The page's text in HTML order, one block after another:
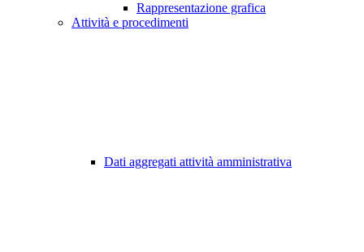
Rappresentazione grafica
Attività e procedimenti
Dati aggregati attività amministrativa